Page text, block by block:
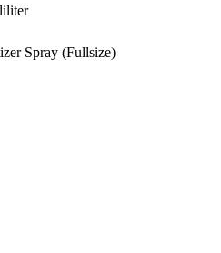
Spray (Fullsize)